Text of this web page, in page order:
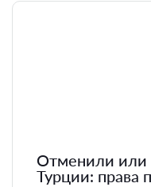
Отменили или
Турции: права